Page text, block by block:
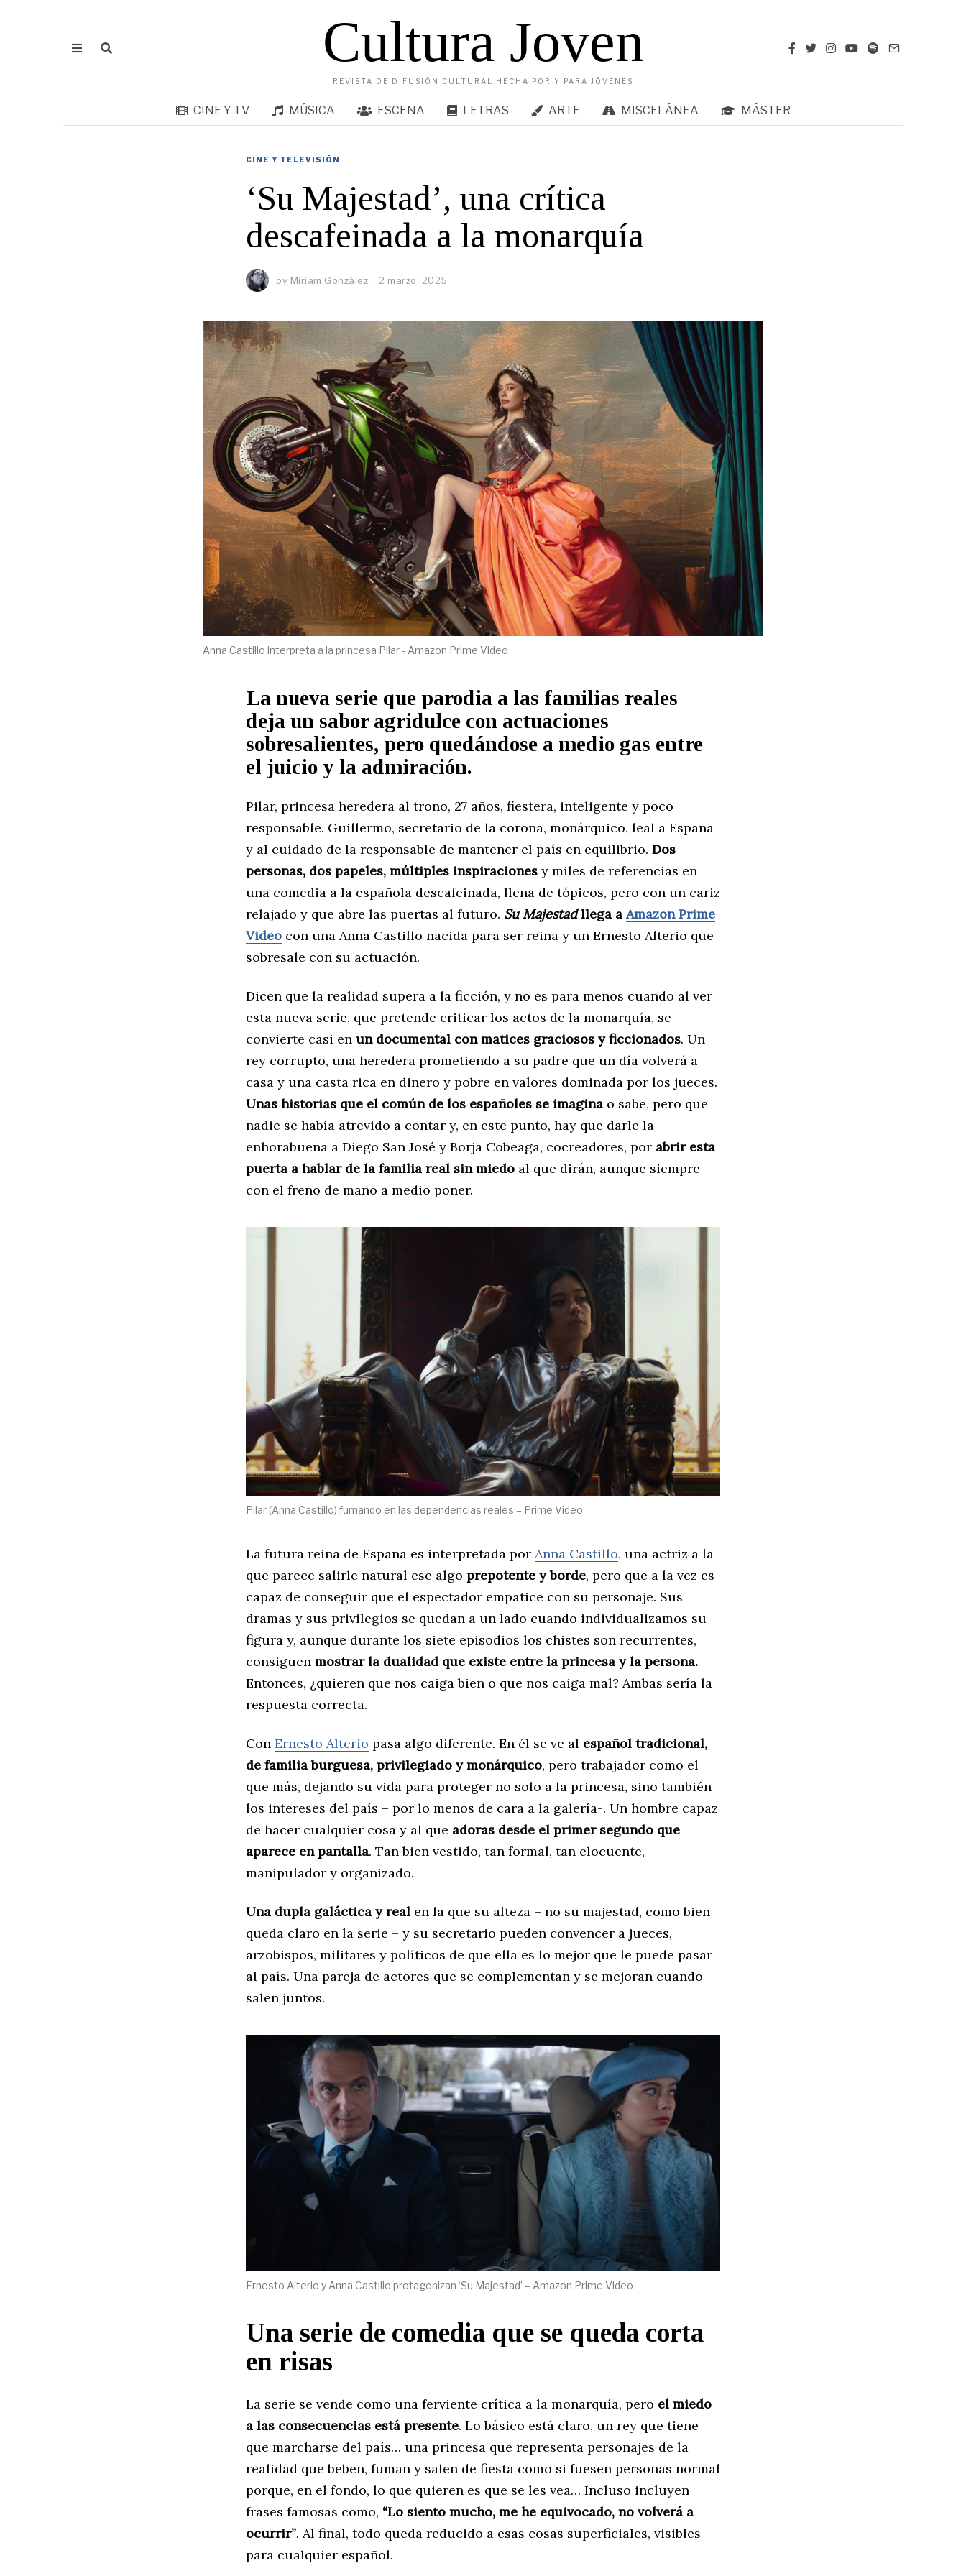
Cultura Joven
REVISTA DE DIFUSIÓN CULTURAL HECHA POR Y PARA JÓVENES
CINE Y TV MÚSICA ESCENA LETRAS ARTE MISCELÁNEA MÁSTER
CINE Y TELEVISIÓN
‘Su Majestad’, una crítica
descafeinada a la monarquía
by Miriam González 2 marzo, 2025
Anna Castillo interpreta a la princesa Pilar - Amazon Prime Video
La nueva serie que parodia a las familias reales
deja un sabor agridulce con actuaciones
sobresalientes, pero quedándose a medio gas entre
el juicio y la admiración.
Pilar, princesa heredera al trono, 27 años, fiestera, inteligente y poco
responsable. Guillermo, secretario de la corona, monárquico, leal a España
y al cuidado de la responsable de mantener el país en equilibrio. Dos
personas, dos papeles, múltiples inspiraciones y miles de referencias en
una comedia a la española descafeinada, llena de tópicos, pero con un cariz
relajado y que abre las puertas al futuro. Su Majestadllega a Amazon Prime
Video con una Anna Castillo nacida para ser reina y un Ernesto Alterio que
sobresale con su actuación.
Dicen que la realidad supera a la ficción, y no es para menos cuando al ver
esta nueva serie, que pretende criticar los actos de la monarquía, se
convierte casi en un documental con matices graciosos y ficcionados. Un
rey corrupto, una heredera prometiendo a su padre que un día volverá a
casa y una casta rica en dinero y pobre en valores dominada por los jueces.
Unas historias que el común de los españoles se imagina o sabe, pero que
nadie se había atrevido a contar y, en este punto, hay que darle la
enhorabuena a Diego San José y Borja Cobeaga, cocreadores, por abrir esta
puerta a hablar de la familia real sin miedo al que dirán, aunque siempre
con el freno de mano a medio poner.
Pilar (Anna Castillo) fumando en las dependencias reales – Prime Video
La futura reina de España es interpretada por Anna Castillo, una actriz a la
que parece salirle natural ese algo prepotente y borde, pero que a la vez es
capaz de conseguir que el espectador empatice con su personaje. Sus
dramas y sus privilegios se quedan a un lado cuando individualizamos su
figura y, aunque durante los siete episodios los chistes son recurrentes,
consiguen mostrar la dualidad que existe entre la princesa y la persona.
Entonces, ¿quieren que nos caiga bien o que nos caiga mal? Ambas sería la
respuesta correcta.
Con Ernesto Alterio pasa algo diferente. En él se ve al español tradicional,
de familia burguesa, privilegiado y monárquico, pero trabajador como el
que más, dejando su vida para proteger no solo a la princesa, sino también
los intereses del país – por lo menos de cara a la galería-. Un hombre capaz
de hacer cualquier cosa y al que adoras desde el primer segundo que
aparece en pantalla. Tan bien vestido, tan formal, tan elocuente,
manipulador y organizado.
Una dupla galáctica y real en la que su alteza – no su majestad, como bien
queda claro en la serie – y su secretario pueden convencer a jueces,
arzobispos, militares y políticos de que ella es lo mejor que le puede pasar
al país. Una pareja de actores que se complementan y se mejoran cuando
salen juntos.
Ernesto Alterio y Anna Castillo protagonizan ‘Su Majestad’ – Amazon Prime Video
Una serie de comedia que se queda corta
en risas
La serie se vende como una ferviente crítica a la monarquía, pero el miedo
a las consecuencias está presente. Lo básico está claro, un rey que tiene
que marcharse del país… una princesa que representa personajes de la
realidad que beben, fuman y salen de fiesta como si fuesen personas normal
porque, en el fondo, lo que quieren es que se les vea… Incluso incluyen
frases famosas como, “Lo siento mucho, me he equivocado, no volverá a
ocurrir”. Al final, todo queda reducido a esas cosas superficiales, visibles
para cualquier español.